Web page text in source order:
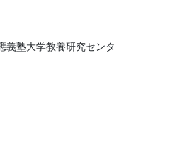
塾大学教養研究センタ